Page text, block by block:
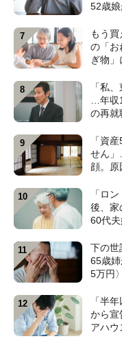
52歳娘
もう
の「
ぎ物」
「私
…年
の再就
【
「資
せん
顔。原
「ロ
後、家
60代夫
下の
65歳
5万円
「半
から宣
アハウ